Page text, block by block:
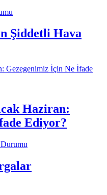
Şiddetli Hava
Haziran:
Ediyor?